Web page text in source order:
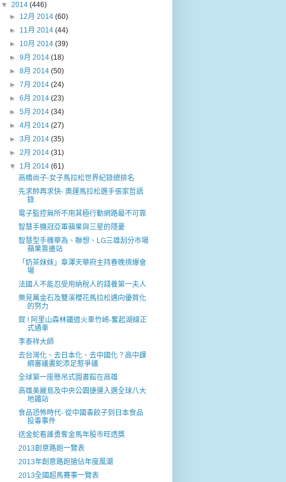
▼ 2014 (446)
► 12月 2014(60)
► 11月 2014(44)
► 10月 2014(39)
►9月 2014(18)
►8月 2014(50)
►7月 2014(24)
►6月 2014(23)
►5月 2014(34)
►4月 2014(27)
►3月 2014(35)
►2月 2014(31)
▼ 1月 2014(61)
高橋尚子-女子馬拉松世界紀錄總排名
先求帥再求快- 奧運馬拉松選手張家哲語
錄
電子監控無所不用其極行動網路最不可靠
智慧手機冠亞軍蘋果與三星的隱憂
智慧型手機華為、聯想、LG三雄刮分巿場
蘋果靠邊站
「奶茶妹妹」章澤天華府主持春晚擠爆會
場
法國人不能忍受用納稅人的錢養第一夫人
樂見萬金石及雙溪櫻花馬拉松邁向優質化
的努力
賀 ! 阿里山森林鐵道火車竹崎-奮起湖線正
式通車
李泰祥大師
去台灣化、去日本化、去中國化？高中課
綱審議畫蛇添足惹爭議
全球第一座懸吊式圖書館在高雄
高雄美麗島及中央公園捷運入選全球八大
地鐵站
食品恐怖時代- 從中國毒餃子到日本食品
投毒事件
送金蛇看誰勇奪金馬年股巿旺透獎
2013創意路跑一覽表
2013年創意路跑搶佔年度風潮
2013全國超馬賽事一覽表